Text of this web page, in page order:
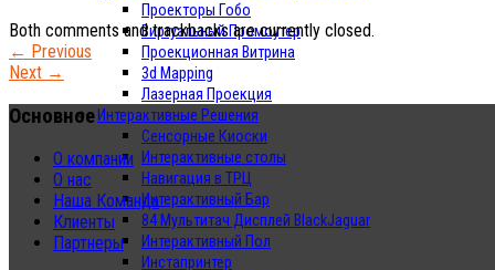
Проекторы Гобо
Виртуальный Промоутер
Проекционная Витрина
3d Mapping
Лазерная Проекция
Интерактивные Решения
Сенсорные Киоски
Интерактивные столы
Навигация в ТРЦ
Интерактивный Бар
84 Мультитач Дисплей BlackJaguar
Интерактивный Пол
Инстапринтер
Both comments and trackbacks are currently closed.
← Previous
Next →
Основное
О компании
О нас
Наша Команда
Клиенты
Партнеры